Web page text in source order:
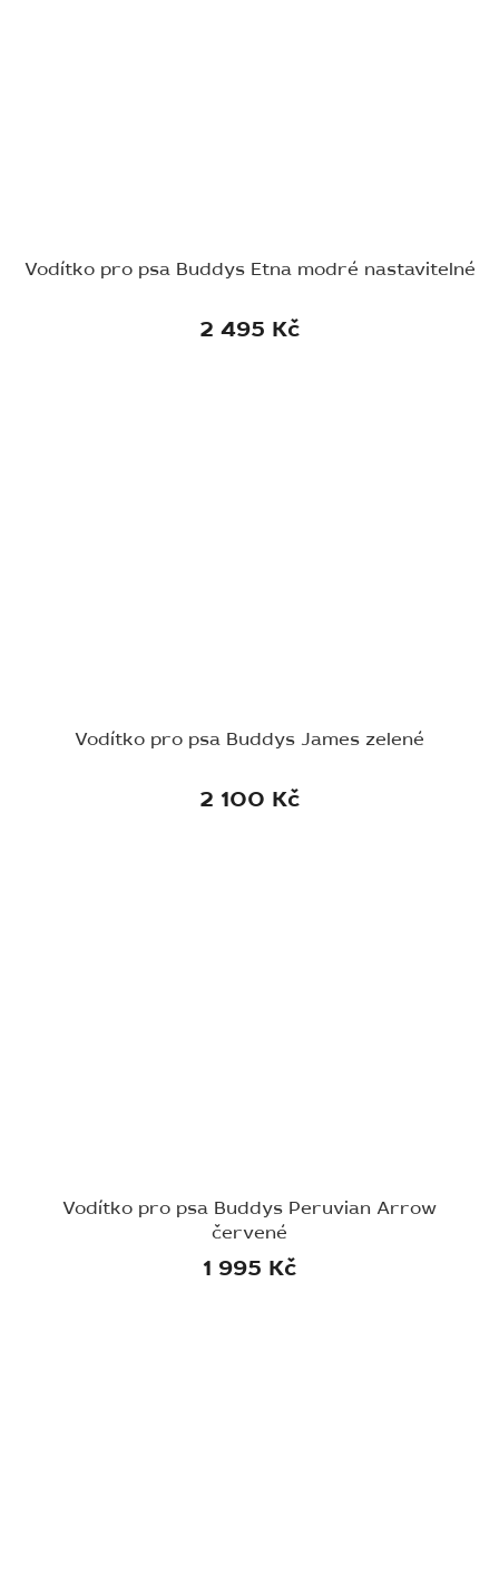
Vodítko pro psa Buddys Etna modré nastavitelné
2 495 Kč
Vodítko pro psa Buddys James zelené
2 100 Kč
Vodítko pro psa Buddys Peruvian Arrow
červené
1 995 Kč